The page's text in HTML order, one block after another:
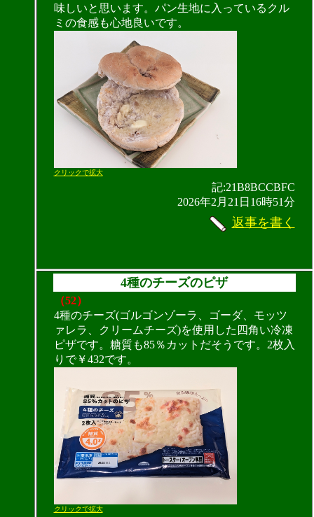
味しいと思います。パン生地に入っているクル
ミの食感も心地良いです。
クリックで拡大
記:21B8BCCBFC
2026年2月21日16時51分
返事を書く
4種のチーズのピザ
（52）
4種のチーズ(ゴルゴンゾーラ、ゴーダ、モッツ
ァレラ、クリームチーズ)を使用した四角い冷凍
ピザです。糖質も85％カットだそうです。2枚入
りで￥432です。
クリックで拡大